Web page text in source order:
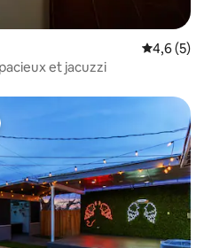
Évaluation
4,6 (5)
et jacuzzi